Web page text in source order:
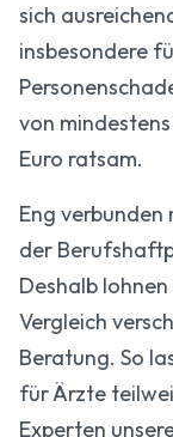
sich
insbesondere
von
Euro ratsam.
Eng verbunden
der
Deshalb
Vergleich
Beratung. So
für Ärzte
Experten